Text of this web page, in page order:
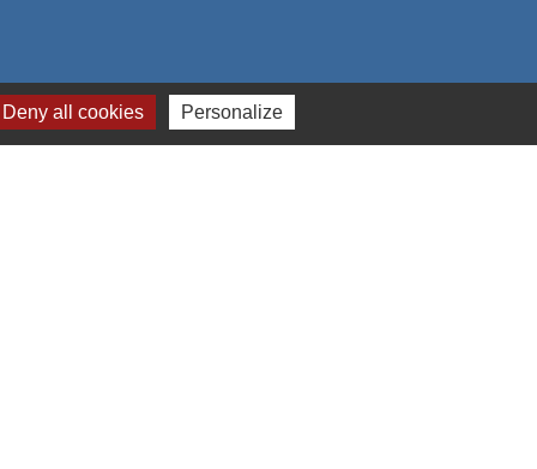
Deny all cookies Personalize